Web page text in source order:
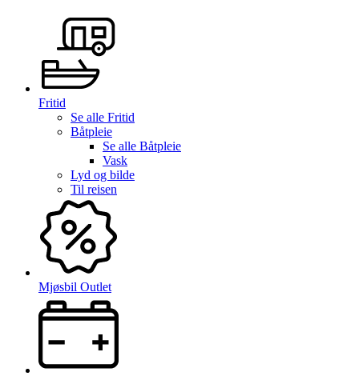
Fritid
Se alle Fritid
Båtpleie
Se alle Båtpleie
Vask
Lyd og bilde
Til reisen
Mjøsbil Outlet